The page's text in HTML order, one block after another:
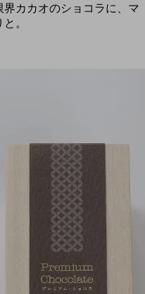
カカオのショコラに、マ
。